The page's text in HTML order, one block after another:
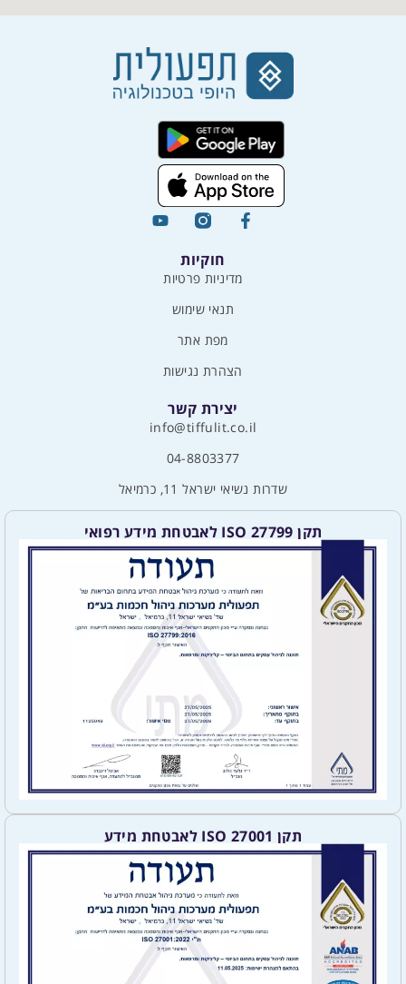
חוקיות
מדיניות פרטיות
תנאי שימוש
מפת אתר
הצהרת נגישות
יצירת קשר
info@tiffulit.co.il
04-8803377
שדרות נשיאי ישראל 11, כרמיאל
תקן ISO 27799 לאבטחת מידע רפואי
תקן ISO 27001 לאבטחת מידע